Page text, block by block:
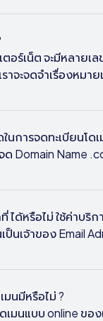
ร์เน็ต จะมีหลายเ
ราจะจดจำเรื่องห
นการจดทะเบียนโดเ
ด Domain Name
ที่ได้หรือไม่ ใช้ค่าบริก
เจ้าของ Email
มนมีหรือไม่ ?
นแบบ online ของ